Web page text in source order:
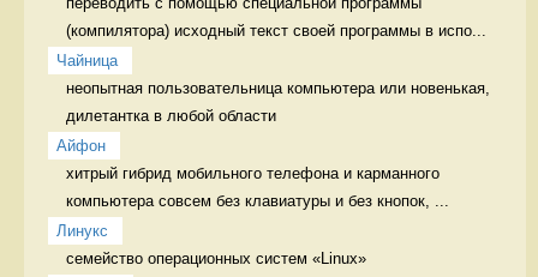
(компилятора) исходный текст своей программы в испо...
Чайница
неопытная пользовательница компьютера или новенькая,
дилетантка в любой области
Айфон
хитрый гибрид мобильного телефона и карманного
компьютера совсем без клавиатуры и без кнопок, ...
Линукс
семейство операционных систем «Linux»